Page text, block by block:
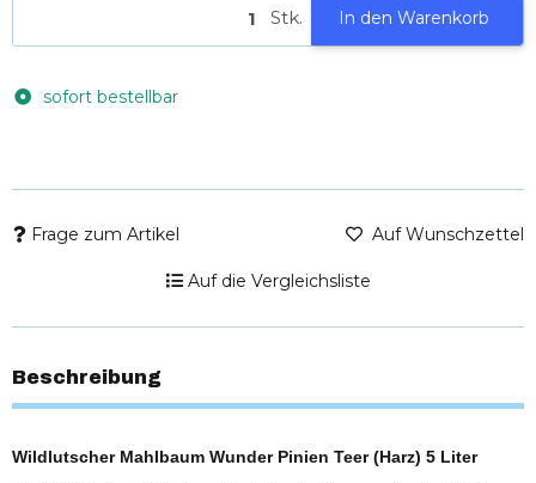
Stk. In den Warenkorb
sofort bestellbar
Frage zum Artikel Auf Wunschzettel
Auf die Vergleichsliste
Beschreibung
Wildlutscher Mahlbaum Wunder Pinien Teer (Harz) 5 Liter